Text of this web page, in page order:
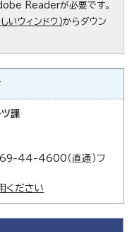
Readerが必要です。
いウィンドウ）からダウン
課
44-4600（直通）フ
ください